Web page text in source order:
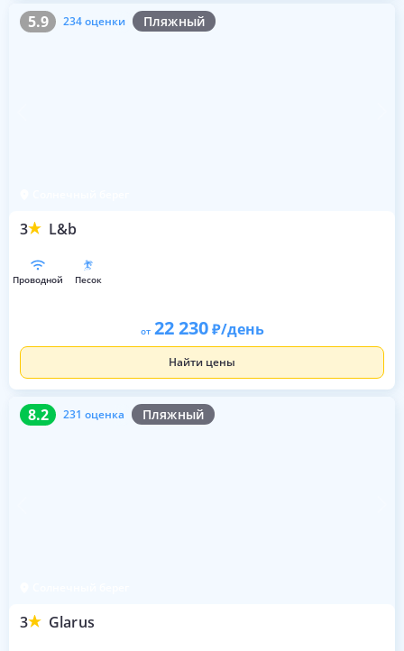
5.9 234 оценки Пляжный
3 L&b
5.9 234 оценки
проводной песок
от 22 230 /день
Найти цены
8.2 231 оценка Пляжный
3 Glarus
8.2 231 оценка